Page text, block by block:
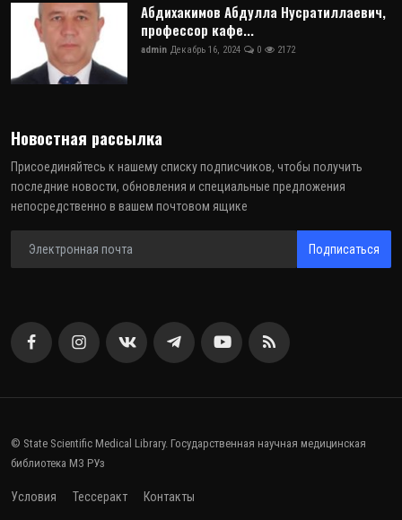
Абдихакимов Абдулла Нусратиллаевич,
профессор кафе...
admin Декабрь 16, 2024 0 2172
Новостная рассылка
Присоединяйтесь к нашему списку подписчиков, чтобы получить
последние новости, обновления и специальные предложения
непосредственно в вашем почтовом ящике
Подписаться
© State Scientific Medical Library. Государственная научная медицинская
библиотека МЗ РУз
Условия Тессеракт Контакты